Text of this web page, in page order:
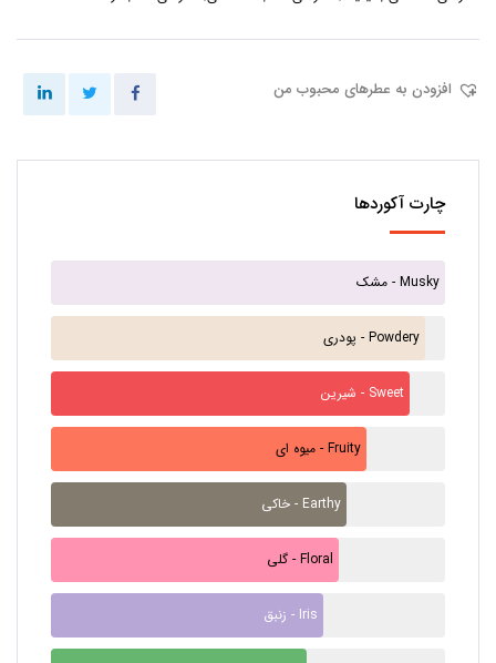
افزودن به عطرهای محبوب من
چارت آکوردها
مشک - Musky
پودری - Powdery
شیرین - Sweet
میوه ای - Fruity
خاکی - Earthy
گلی - Floral
زنبق - Iris